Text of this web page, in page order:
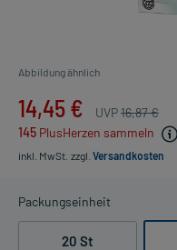
Abbildung ähnlich
14,45 € UVP16,87 €
145 PlusHerzen sammeln
inkl. MwSt. zzgl. Versandkosten
Packungseinheit
20 St